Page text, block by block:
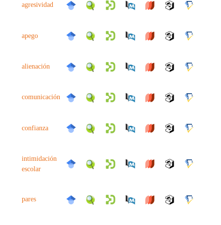
agresividad
apego
alienación
comunicación
confianza
intimidación
escolar
pares